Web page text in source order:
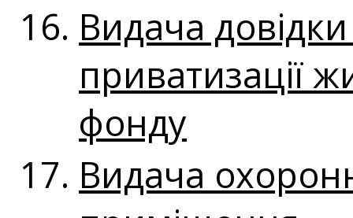
Видача
приватизації
фонду
Видача